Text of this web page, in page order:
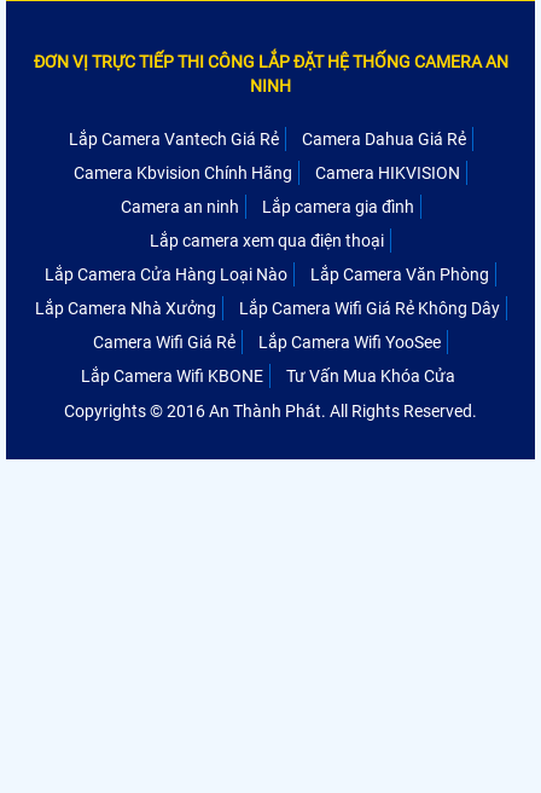
ĐƠN VỊ TRỰC TIẾP THI CÔNG LẮP ĐẶT HỆ THỐNG CAMERA AN
NINH
Lắp Camera Vantech Giá Rẻ
Camera Dahua Giá Rẻ
Camera Kbvision Chính Hãng
Camera HIKVISION
Camera an ninh
Lắp camera gia đình
Lắp camera xem qua điện thoại
Lắp Camera Cửa Hàng Loại Nào
Lắp Camera Văn Phòng
Lắp Camera Nhà Xưởng
Lắp Camera Wifi Giá Rẻ Không Dây
Camera Wifi Giá Rẻ
Lắp Camera Wifi YooSee
Lắp Camera Wifi KBONE
Tư Vấn Mua Khóa Cửa
Copyrights © 2016 An Thành Phát. All Rights Reserved.